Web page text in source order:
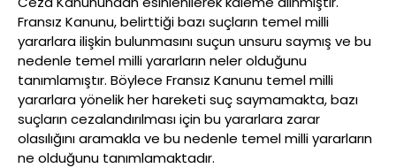
Fransız Kanunu, belirttiği bazı suçların temel milli
yararlara ilişkin bulunmasını suçun unsuru saymış ve bu
nedenle temel milli yararların neler olduğunu
tanımlamıştır. Böylece Fransız Kanunu temel milli
yararlara yönelik her hareketi suç saymamakta, bazı
suçların cezalandırılması için bu yararlara zarar
olasılığını aramakla ve bu nedenle temel milli yararların
ne olduğunu tanımlamaktadır.